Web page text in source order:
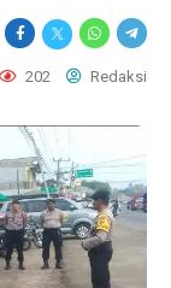
202 Redaksi